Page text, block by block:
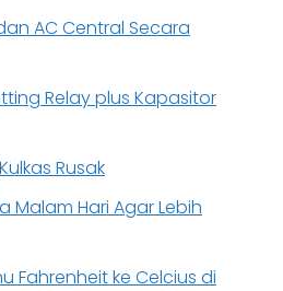
AC Central Secara
Relay plus Kapasitor
Rusak
Malam Hari Agar Lebih
Fahrenheit ke Celcius di